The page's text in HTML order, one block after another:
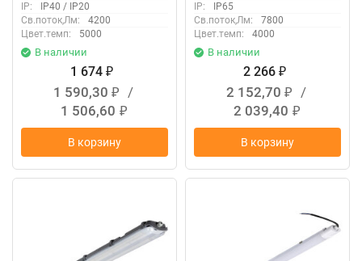
IP:
IP40 / IP20
Св.поток,Лм:
4200
Цвет.темп:
5000
В наличии
1 674 ₽
1 590,30 ₽
/
1 506,60 ₽
В корзину
IP:
IP65
Св.поток,Лм:
7800
Цвет.темп:
4000
В наличии
2 266 ₽
2 152,70 ₽
/
2 039,40 ₽
В корзину